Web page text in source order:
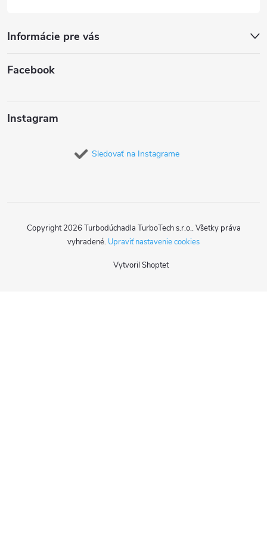
Informácie pre vás
Facebook
Instagram
Sledovať na Instagrame
Vytvoril Shoptet
Copyright 2026 Turbodúchadla TurboTech s.r.o.. Všetky práva
vyhradené. Upraviť nastavenie cookies